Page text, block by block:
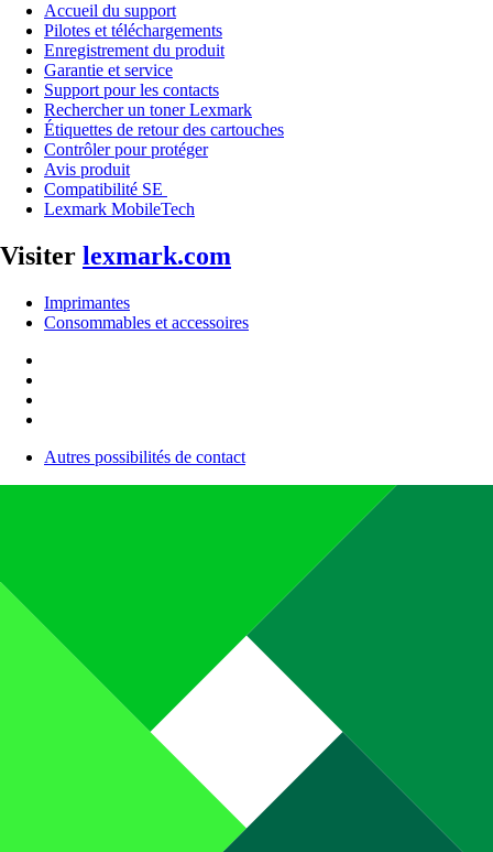
Accueil du support
Pilotes et téléchargements
Enregistrement du produit
Garantie et service
Support pour les contacts
Rechercher un toner Lexmark
Étiquettes de retour des cartouches
Contrôler pour protéger
Avis produit
Compatibilité SE
Lexmark MobileTech
Visiter lexmark.com
Imprimantes
Consommables et accessoires
Autres possibilités de contact